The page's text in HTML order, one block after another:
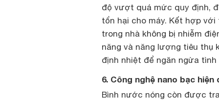
độ vượt quá mức quy định,
tổn hại cho máy. Kết hợp
trong nhà không bị nhiễm
năng và năng lượng tiêu thụ
định nhiệt để ngăn ngừa
6. Công nghệ nano bạc
Bình nước nóng còn được